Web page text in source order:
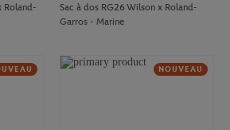
Roland-
Sac à dos RG26 Wilson x Roland-
Garros - Marine
NOUVEAU